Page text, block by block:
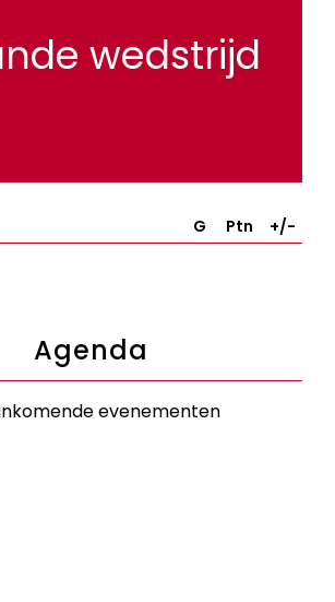
wedstrijd
G Ptn +/-
Agenda
evenementen